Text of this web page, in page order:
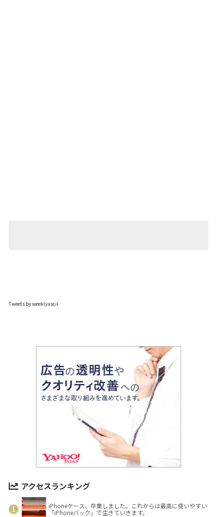
Tweets by weeklyascii
アクセスランキング
iPhoneケース、卒業しました。これからは最高に使いやすい
「iPhoneバック」で生きていきます。